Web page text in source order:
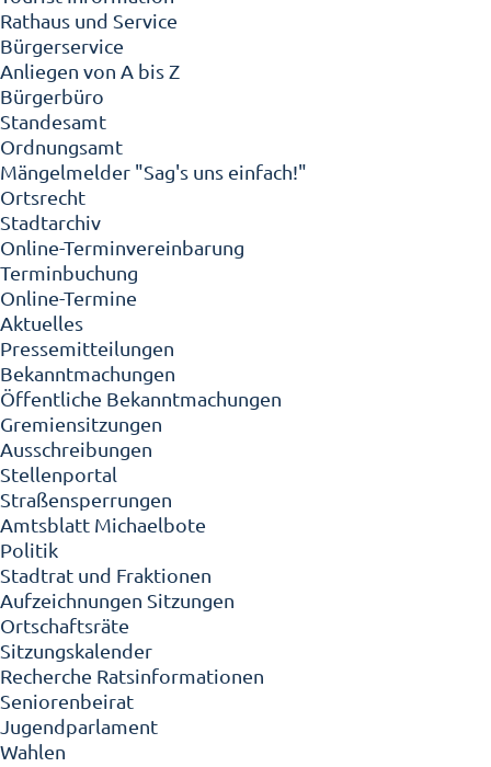
Rathaus und Service
Bürgerservice
Anliegen von A bis Z
Bürgerbüro
Standesamt
Ordnungsamt
Mängelmelder "Sag's uns einfach!"
Ortsrecht
Stadtarchiv
Online-Terminvereinbarung
Terminbuchung
Online-Termine
Aktuelles
Pressemitteilungen
Bekanntmachungen
Öffentliche Bekanntmachungen
Gremiensitzungen
Ausschreibungen
Stellenportal
Straßensperrungen
Amtsblatt Michaelbote
Politik
Stadtrat und Fraktionen
Aufzeichnungen Sitzungen
Ortschaftsräte
Sitzungskalender
Recherche Ratsinformationen
Seniorenbeirat
Jugendparlament
Wahlen